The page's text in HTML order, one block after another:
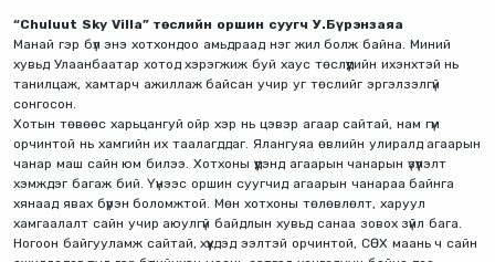
“Chuluut Sky Villa” төслийн оршин суугч У.Бүрэнзаяа
Манай гэр бүл энэ хотхондоо амьдраад нэг жил болж байна. Миний
хувьд Улаанбаатар хотод хэрэгжиж буй хаус төслүүдийн ихэнхтэй нь
танилцаж, хамтарч ажиллаж байсан учир уг төслийг эргэлзэлгүй
сонгосон.
Хотын төвөөс харьцангуй ойр хэр нь цэвэр агаар сайтай, нам гүм
орчинтой нь хамгийн их таалагддаг. Ялангуяа өвлийн улиралд агаарын
чанар маш сайн юм билээ. Хотхоны үүдэнд агаарын чанарын үзүүлэлт
хэмждэг багаж бий. Үүнээс оршин суугчид агаарын чанараа байнга
хянаад явах бүрэн боломжтой. Мөн хотхоны төлөвлөлт, харуул
хамгаалалт сайн учир аюулгүй байдлын хувьд санаа зовох зүйл бага.
Ногоон байгууламж сайтай, хүүхдэд ээлтэй орчинтой, СӨХ маань ч сайн